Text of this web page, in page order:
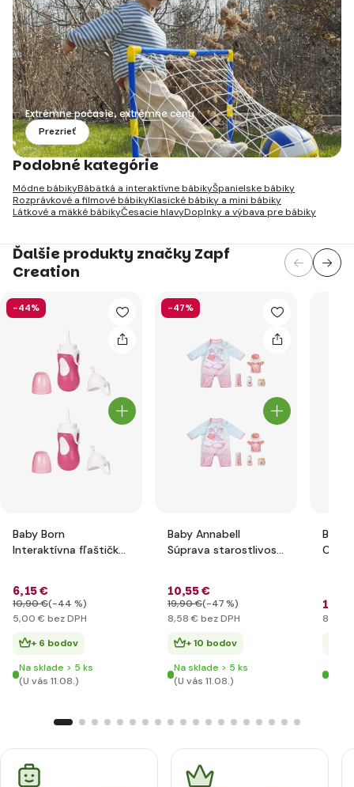
Extrémne počasie, extrémne ceny
Prezrieť
Podobné kategórie
Módne bábikyBábätká a interaktívne bábikyŠpanielske bábiky
Rozprávkové a filmové bábikyKlasické bábiky a mini bábiky
Látkové a mäkké bábikyČesacie hlavyDoplnky a výbava pre bábiky
Ďalšie produkty značky Zapf
Creation
-44%
Baby Born
Interaktívna fľaštička
6,15 €
10,90 €(-44 %)
5,00 € bez DPH
+ 6 bodov
Na sklade > 5 ks
(U vás 11.08.)
-47%
Baby Annabell
Súprava starostlivosti
10,55 €
19,90 €(-47 %)
8,58 € bez DPH
+ 10 bodov
Na sklade > 5 ks
(U vás 11.08.)
Baby
43
11
8